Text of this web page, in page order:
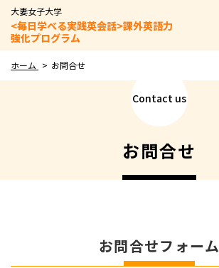
大妻女子大学
<毎日学べる実践英会話>課外英語力
強化プログラム
ホーム お問合せ
Contact us
お問合せ
お問合せフォーム